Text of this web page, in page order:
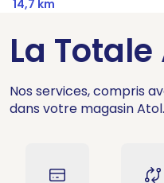
14,7 km
La
Nos services, compris
dans votre magasin Atol.